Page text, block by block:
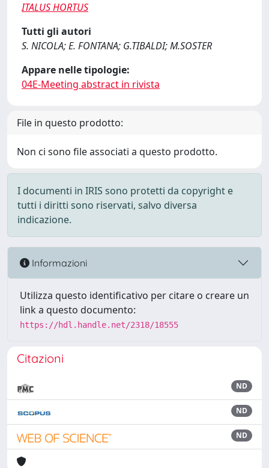
ITALUS HORTUS
Tutti gli autori
S. NICOLA; E. FONTANA; G.TIBALDI; M.SOSTER
Appare nelle tipologie:
04E-Meeting abstract in rivista
File in questo prodotto:
Non ci sono file associati a questo prodotto.
I documenti in IRIS sono protetti da copyright e
tutti i diritti sono riservati, salvo diversa
indicazione.
Informazioni
Utilizza questo identificativo per citare o creare un
link a questo documento:
https://hdl.handle.net/2318/18555
Citazioni
ND
ND
ND